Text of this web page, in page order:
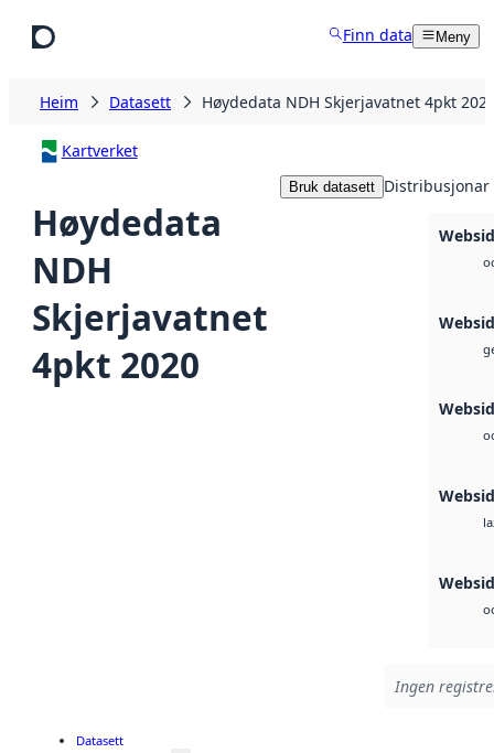
Finn data Meny
Heim Datasett Høydedata NDH Skjerjavatnet 4pkt
Kartverket
Høydedata
NDH
Skjerjavatnet
4pkt 2020
Bruk datasett Distribusjonar
Ingen
Datasett